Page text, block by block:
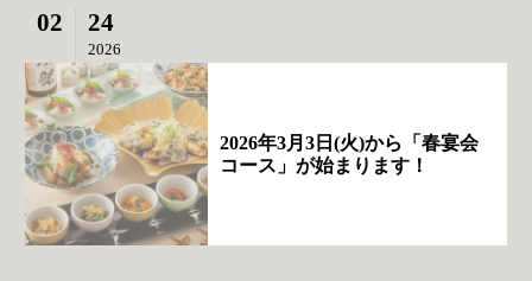
02 24
2026
2026年3月3日(火)から「春宴会
コース」が始まります！